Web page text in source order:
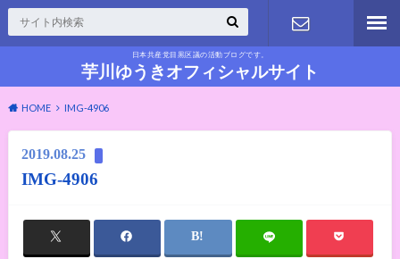
日本共産党目黒区議の活動ブログです。
芋川ゆうきオフィシャルサイト
お問い合わ
HOME IMG-4906
2019.08.25
IMG-4906